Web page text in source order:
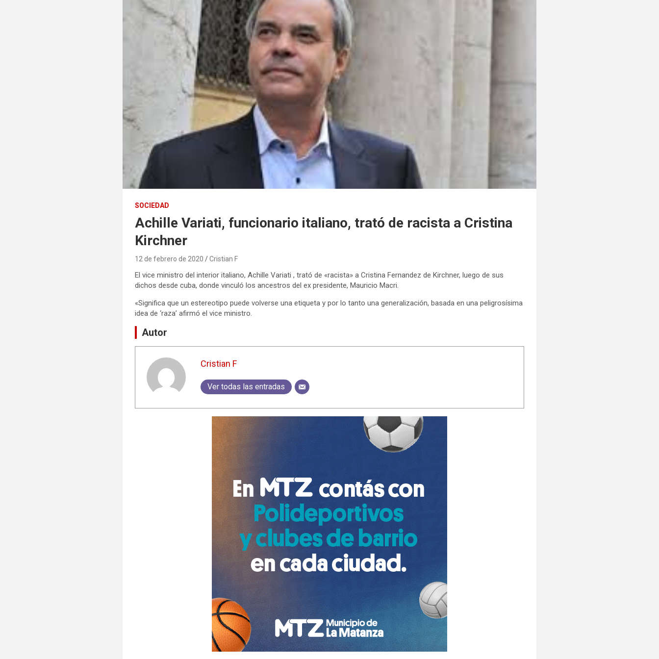
SOCIEDAD
Achille Variati, funcionario italiano, trató de racista a Cristina
Kirchner
12 de febrero de 2020 Cristian F
El vice ministro del interior italiano, Achille Variati , trató de «racista» a Cristina Fernandez de Kirchner, luego de sus
dichos desde cuba, donde vinculó los ancestros del ex presidente, Mauricio Macri.
«Significa que un estereotipo puede volverse una etiqueta y por lo tanto una generalización, basada en una peligrosísima
idea de ‘raza’ afirmó el vice ministro.
Autor
Cristian F
Ver todas las entradas